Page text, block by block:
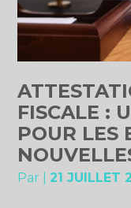
FISCALE :
POUR LES
Par 21 JUILLET